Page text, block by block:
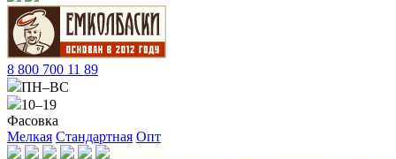
8 800 700 11 89
ПН–ВС
10–19
Фасовка
Мелкая Стандартная Опт